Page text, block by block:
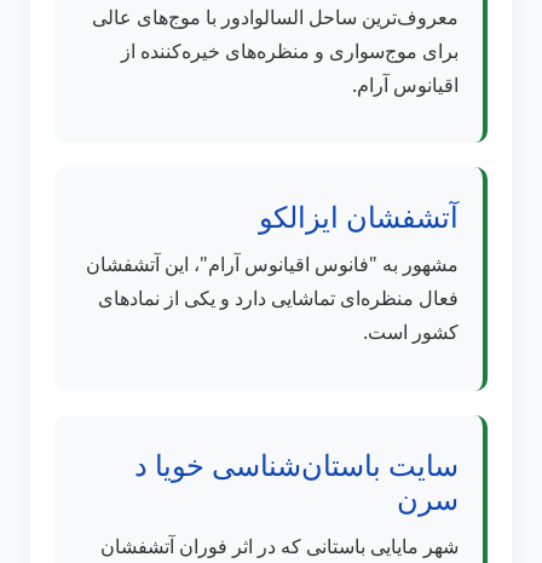
معروف‌ترین ساحل السالوادور با موج‌های عالی
برای موج‌سواری و منظره‌های خیره‌کننده از
اقیانوس آرام.
آتشفشان ایزالکو
مشهور به "فانوس اقیانوس آرام"، این آتشفشان
فعال منظره‌ای تماشایی دارد و یکی از نمادهای
کشور است.
سایت باستان‌شناسی خویا د
سرن
شهر مایایی باستانی که در اثر فوران آتشفشان